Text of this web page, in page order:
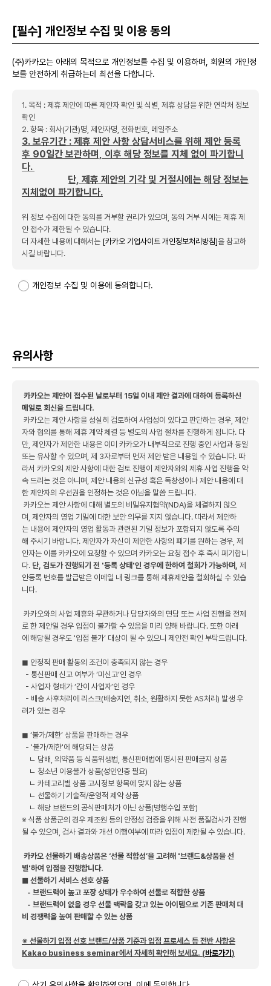
[필수] 개인정보 수집 및 이용 동의
(주)카카오는 아래의 목적으로 개인정보를 수집 및 이용하며, 회원의 개인정
보를 안전하게 취급하는데 최선을 다합니다.
1. 목적 : 제휴 제안에 따른 제안자 확인 및 식별, 제휴 상담을 위한 연락처 정보
확인
2. 항목 : 회사(기관)명, 제안자명, 전화번호, 메일주소
3. 보유기간 : 제휴 제안 사항 상담서비스를 위해 제안 등록
후 90일간 보관하며, 이후 해당 정보를 지체 없이 파기합니
다.
단, 제휴 제 안의 기각 및 거절시에는 해당 정보는
지체없이 파기합니다.
위 정보 수집에 대한 동의를 거부할 권리가 있으며, 동의 거부 시에는 제휴 제
안 접수가 제한될 수 있습니다.
더 자세한 내용에 대해서는 [카카오 기업사이트 개인정보처리방침]을 참고하
시길 바랍니다.
개인정보 수집 및 이용에 동의합니다.
유의사항
카카오는 제안이 접수된 날로부터 15일 이내 제안 결과에 대하여 등록하신
메일로 회신을 드립니다.
카카오는 제안 사항을 성실히 검토하여 사업성이 있다고 판단하는 경우, 제안
자와 협의를 통해 제휴 계약 체결 등 별도의 사업 절차를 진행하게 됩니다. 다
만, 제안자가 제안한 내용은 이미 카카오가 내부적으로 진행 중인 사업과 동일
또는 유사할 수 있으며, 제 3자로부터 먼저 제안 받은 내용일 수 있습니다. 따
라서 카카오의 제안 사항에 대한 검토 진행이 제안자와의 제휴 사업 진행을 약
속 드리는 것은 아니며, 제안 내용의 신규성 혹은 독창성이나 제안 내용에 대
한 제안자의 우선권을 인정하는 것은 아님을 말씀 드립니다.
카카오는 제안 사항에 대해 별도의 비밀유지협약(NDA)을 체결하지 않으
며, 제안자의 영업 기밀에 대한 보안 의무를 지지 않습니다. 따라서 제안하
는 내용에 제안자의 영업 활동과 관련된 기밀 정보가 포함되지 않도록 주의
해 주시기 바랍니다. 제안자가 자신이 제안한 사항의 폐기를 원하는 경우, 제
안자는 이를 카카오에 요청할 수 있으며 카카오는 요청 접수 후 즉시 폐기합니
다. 단, 검토가 진행되기 전 '등록 상태'인 경우에 한하여 철회가 가능하며 , 제
안등록 번호를 발급받은 이메일 내 링크를 통해 제휴제안을 철회하실 수 있습
니다.
카카오와의 사업 제휴와 무관하거나 담당자와의 면담 또는 사업 진행을 전제
로 한 제안일 경우 입점이 불가할 수 있음을 미리 양해 바랍니다. 또한 아래
에 해당될 경우도 '입점 불가’ 대상이 될 수 있으니 제안전 확인 부탁드립니다.
◼︎ 안정적 판매 활동의 조건이 충족되지 않는 경우
- 통신판매 신고 여부가 ‘미신고’인 경우
- 사업자 형태가 ‘간이 사업자’인 경우
- 배송 사후처리에 리스크(배송지연, 취소, 원활하지 못한 AS처리) 발생 우
려가 있는 경우
◼︎ ‘불가/제한’ 상품을 판매하는 경우
- '불가/제한'에 해당되는 상품
ㄴ 담배, 의약품 등 식품위생법, 통신판매법에 명시된 판매금지 상품
ㄴ 청소년 이용불가 상품(성인인증 필요)
ㄴ 카테고리별 상품 고시정보 항목에 맞지 않는 상품
ㄴ 선물하기 기술적/운영적 제약 상품
ㄴ 해당 브랜드의 공식판매처가 아닌 상품(병행수입 포함)
※ 식품 상품군의 경우 제조원 등의 안정성 검증을 위해 사전 품질검사가 진행
될 수 있으며, 검사 결과와 개선 이행여부에 따라 입점이 제한될 수 있습니다.
카카오 선물하기 배송상품은 ‘선물 적합성’을 고려해 '브랜드&상품을 선
별'하여 입점을 진행합니다.
◼︎ 선물하기 서비스 선호 상품
- 브랜드력이 높고 포장 상태가 우수하여 선물로 적합한 상품
- 브랜드력이 없을 경우 선물 맥락을 갖고 있는 아이템으로 기존 판매처 대
비 경쟁력을 높여 판매할 수 있는 상품
※ 선물하기 입점 선호 브랜드/상품 기준과 입점 프로세스 등 전반 사항은
Kakao business seminar에서 자세히 확인해 보세요. (바로가기 )